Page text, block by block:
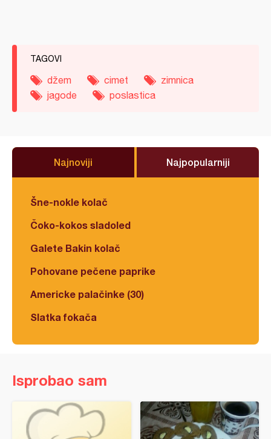
TAGOVI
džem cimet
zimnica
jagode
poslastica
Najnoviji Najpopularniji
Šne-nokle kolač
Čoko-kokos sladoled
Galete Bakin kolač
Pohovane pečene paprike
Americke palačinke (30)
Slatka fokača
Isprobao sam